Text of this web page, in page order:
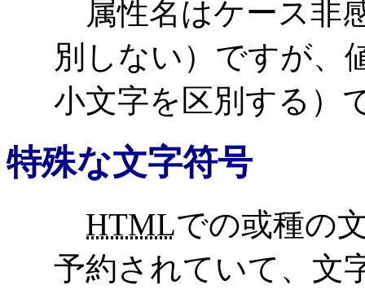
属性名はケース非
別しない）ですが、
小文字を区別する）
特殊な文字符号
HTMLでの或種の
予約されていて、文